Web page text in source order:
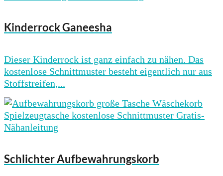
Kinderrock Ganeesha
Dieser Kinderrock ist ganz einfach zu nähen. Das
kostenlose Schnittmuster besteht eigentlich nur aus
Stoffstreifen,...
Schlichter Aufbewahrungskorb